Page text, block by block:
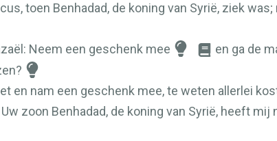
toen Benhadad, de koning van Syrië, ziek
Neem een geschenk mee en ga de
en nam een geschenk mee, te weten allerlei
zoon Benhadad, de koning van Syrië, heeft